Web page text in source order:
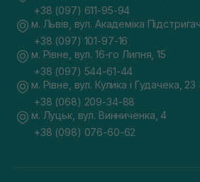
+38 (097) 611-95-94
м. Львів, вул. Академіка
+38 (097) 101-97-16
м. Рівне, вул. 16-го Липня, 15
+38 (097) 544-61-44
м. Рівне, вул. Кулика і Гудачека,
+38 (068) 209-34-88
м. Луцьк, вул. Винниченка, 4
+38 (098) 076-60-62